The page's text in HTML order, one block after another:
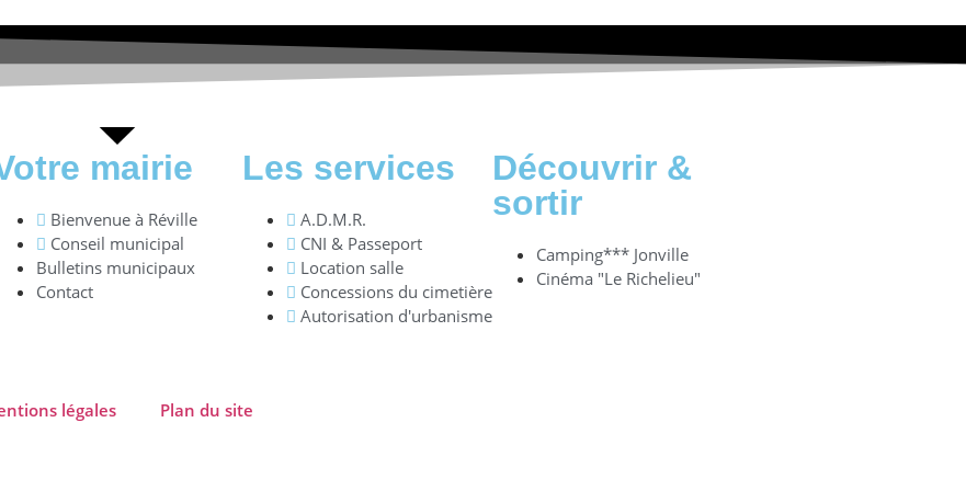
mairie
Bienvenue à Réville
Conseil municipal
Bulletins municipaux
Contact
Les services
A.D.M.R.
CNI & Passeport
Location salle
Concessions du cimetière
Autorisation d'urbanisme
Découvrir &
sortir
Camping*** Jonville
Cinéma "Le Richelieu"
légales Plan du site